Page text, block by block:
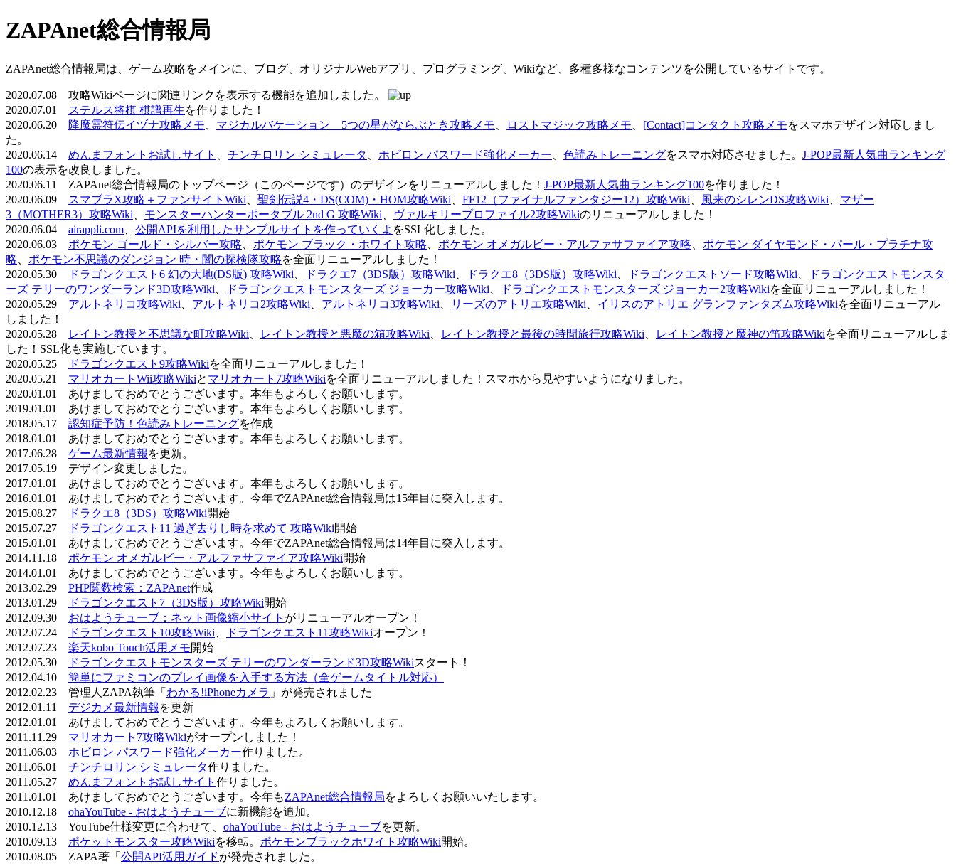
ZAPAnet総合情報局
ZAPAnet総合情報局は、ゲーム攻略をメインに、ブログ、オリジナルWebアプリ、プログラミング、Wikiなど、多種多様なコンテンツを公開しているサイトです。
2020.07.08 攻略Wikiページに関連リンクを表示する機能を追加しました。
2020.07.01
ステルス将棋 棋譜再生を作りました！
2020.06.20
降魔霊符伝イヅナ攻略メモ マジカルバケーション 5つの星がならぶとき攻略メモ ロストマジック攻略メモ [Contact]コンタクト攻略メモをスマホデザイン対応しまし
た。
2020.06.14 めんまフォントお試しサイト チンチロリン シミュレータ ホビロン パスワード強化メーカー 色読みトレーニングをスマホ対応させました。 J-POP最新人気曲ランキング
100の表示を改良しました。
2020.06.11 ZAPAnet総合情報局のトップページ（このページです）のデザインをリニューアルしました！ J-POP最新人気曲ランキング100を作りました！
2020.06.09
スマブラX攻略＋ファンサイトWiki 聖剣伝説4・DS(COM)・HOM攻略Wiki FF12（ファイナルファンタジー12）攻略Wiki 風来のシレンDS攻略Wiki
マザー
3（MOTHER3）攻略Wiki
モンスターハンターポータブル 2nd G 攻略Wiki ヴァルキリープロファイル2攻略Wikiのリニューアルしました！
2020.06.04 airappli.com 公開APIを利用したサンプルサイトを作っていくよ をSSL化しました。
2020.06.03 ポケモン ゴールド・シルバー攻略 ポケモン ブラック・ホワイト攻略 ポケモン オメガルビー・アルファサファイア攻略
ポケモン ダイヤモンド・パール・プラチナ攻
略
ポケモン不思議のダンジョン 時・闇の探検隊攻略を全面リニューアルしました！
2020.05.30
ドラゴンクエスト6 幻の大地(DS版) 攻略Wiki ドラクエ7（3DS版）攻略Wiki ドラクエ8（3DS版）攻略Wiki ドラゴンクエストソード攻略Wiki
ドラゴンクエストモンスタ
ーズ テリーのワンダーランド3D攻略Wiki
ドラゴンクエストモンスターズ ジョーカー攻略Wiki ドラゴンクエストモンスターズ ジョーカー2攻略Wikiを全面リニューアルしました！
2020.05.29 アルトネリコ攻略Wiki アルトネリコ2攻略Wiki アルトネリコ3攻略Wiki リーズのアトリエ攻略Wiki イリスのアトリエ グランファンタズム攻略Wikiを全面リニューアル
しました！
2020.05.28
レイトン教授と不思議な町攻略Wiki レイトン教授と悪魔の箱攻略Wiki レイトン教授と最後の時間旅行攻略Wiki レイトン教授と魔神の笛攻略Wikiを全面リニューアルしま
した！SSL化も実施しています。
2020.05.25
ドラゴンクエスト9攻略Wikiを全面リニューアルしました！
2020.05.21 マリオカートWii攻略Wikiと マリオカート7攻略Wikiを全面リニューアルしました！スマホから見やすいようになりました。
2020.01.01 あけましておめでとうございます。本年もよろしくお願いします。
2019.01.01 あけましておめでとうございます。本年もよろしくお願いします。
2018.05.17 認知症予防！色読みトレーニングを作成
2018.01.01 あけましておめでとうございます。本年もよろしくお願いします。
2017.06.28 ゲーム最新情報 を更新。
2017.05.19 デザイン変更しました。
2017.01.01 あけましておめでとうございます。本年もよろしくお願いします。
2016.01.01 あけましておめでとうございます。今年でZAPAnet総合情報局は15年目に突入します。
2015.08.27
ドラクエ8（3DS）攻略Wiki開始
2015.07.27
ドラゴンクエスト11 過ぎ去りし時を求めて 攻略Wiki開始
2015.01.01 あけましておめでとうございます。今年でZAPAnet総合情報局は14年目に突入します。
2014.11.18 ポケモン オメガルビー・アルファサファイア攻略Wiki開始
2014.01.01 あけましておめでとうございます。今年もよろしくお願いします。
2013.02.29 PHP関数検索：ZAPAnet作成
2013.01.29
ドラゴンクエスト7（3DS版）攻略Wiki開始
2012.09.30 おはようチューブ：ネット画像縮小サイト がリニューアルオープン！
2012.07.24
ドラゴンクエスト10攻略Wiki ドラゴンクエスト11攻略Wikiオープン！
2012.07.23 楽天kobo Touch活用メモ開始
2012.05.30
ドラゴンクエストモンスターズ テリーのワンダーランド3D攻略Wikiスタート！
2012.04.10 簡単にファミコンのプレイ画像を入手する方法（全ゲームタイトル対応）
2012.02.23 管理人ZAPA執筆「 わかる!iPhoneカメラ 」が発売されました
2012.01.11 デジカメ最新情報 を更新
2012.01.01 あけましておめでとうございます。今年もよろしくお願いします。
2011.11.29 マリオカート7攻略Wikiがオープンしました！
2011.06.03 ホビロン パスワード強化メーカー作りました。
2011.06.01 チンチロリン シミュレータ作りました。
2011.05.27 めんまフォントお試しサイト 作りました。
2011.01.01 あけましておめでとうございます。今年もZAPAnet総合情報局をよろしくお願いいたします。
2010.12.18 ohaYouTube - おはようチューブに新機能を追加。
2010.12.13 YouTube仕様変更に合わせて、 ohaYouTube - おはようチューブを更新。
2010.09.13 ポケットモンスター攻略Wikiを移転。 ポケモンブラックホワイト攻略Wiki開始。
2010.08.05 ZAPA著「 公開API活用ガイドが発売されました。